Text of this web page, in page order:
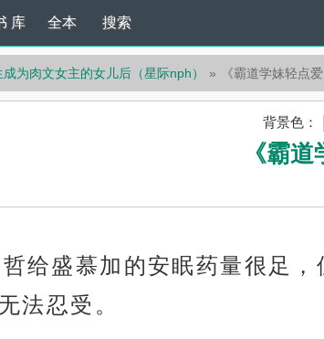
库 全本 搜索
成为肉文女主的女儿后（星际nph） 《霸道学妹轻点爱
背景色：
《霸
给盛慕加的安眠药量很足
法忍受。